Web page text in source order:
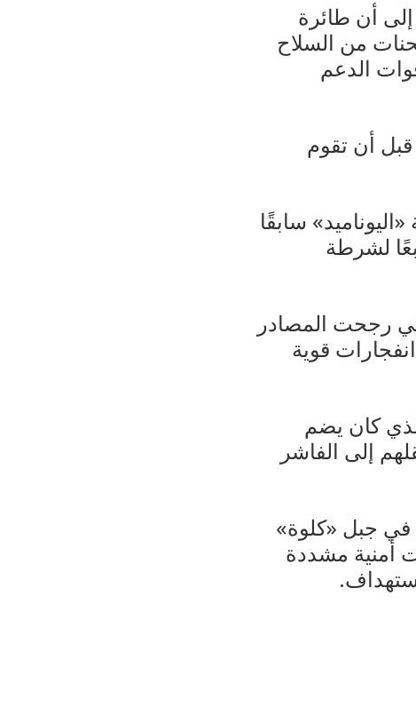
أن طائرة
من السلاح
الدعم
أن تقوم
سابقًا
لشرطة
رجحت المصادر
قوية
كان يضم
إلى الفاشر
في جبل «كلوة»
أمنية مشددة